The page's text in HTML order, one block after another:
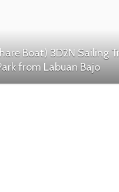
Boat) 3D2N Sailing
from Labuan Bajo